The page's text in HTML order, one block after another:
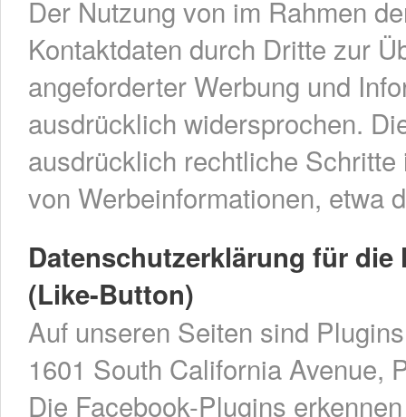
Der Nutzung von im Rahmen
Kontaktdaten durch Dritte zur
angeforderter Werbung und
ausdrücklich widersprochen.
ausdrücklich rechtliche
von Werbeinformationen, etwa
Datenschutzerklärung für
(Like-Button)
Auf unseren Seiten sind
1601 South California Avenue,
Die Facebook-Plugins